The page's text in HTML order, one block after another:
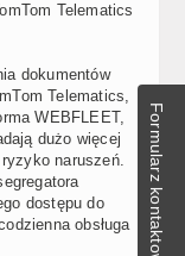
Telematics
dokumentów
Telematics,
WEBFLEET,
dużo więcej
naruszeń.
dostępu do
obsługa
Formularz kontaktowy